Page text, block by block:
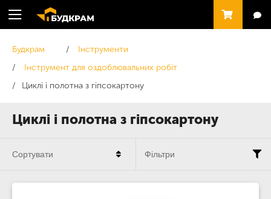
Циклі і полотна з гіпсокартону
Будкрам
Інструменти
Інструмент для оздоблювальних робіт
Циклі і полотна з гіпсокартону
Сортувати Фільтри